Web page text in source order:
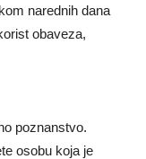
narednih dana
obaveza,
poznanstvo.
osobu koja je